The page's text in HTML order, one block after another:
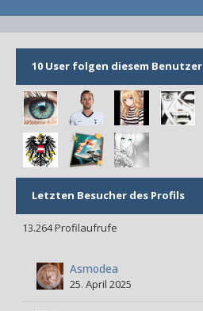
10 User folgen diesem Benutzer
Letzten Besucher des Profils
13.264 Profilaufrufe
Asmodea
25. April 2025